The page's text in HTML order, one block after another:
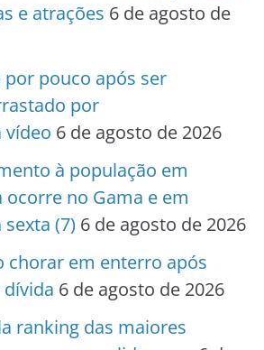
e atrações 6 de agosto de
por pouco após ser
por
vídeo 6 de agosto de 2026
à população em
ocorre no Gama e em
(7) 6 de agosto de 2026
chorar em enterro após
6 de agosto de 2026
ranking das maiores